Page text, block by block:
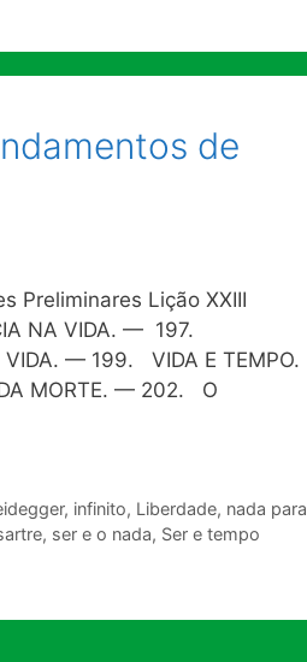
de
Preliminares Lição XXIII
NA VIDA. — 197.
VIDA. — 199. VIDA E TEMPO.
MORTE. — 202. O
, infinito, Liberdade, nada para
, ser e o nada, Ser e tempo